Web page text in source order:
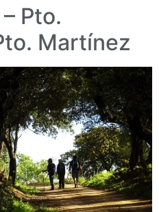
Pto.
Martínez